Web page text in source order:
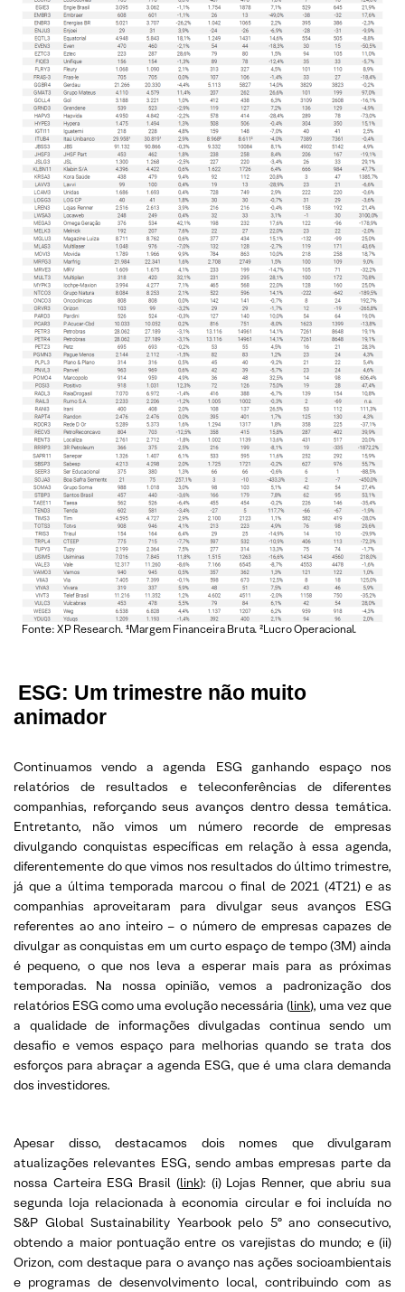
Fonte: XP Research. ¹Margem Financeira Bruta. ²Lucro Operacional.
ESG: Um trimestre não muito
animador
Continuamos vendo a agenda ESG ganhando espaço nos
relatórios de resultados e teleconferências de diferentes
companhias, reforçando seus avanços dentro dessa temática.
Entretanto, não vimos um número recorde de empresas
divulgando conquistas específicas em relação à essa agenda,
diferentemente do que vimos nos resultados do último trimestre,
já que a última temporada marcou o final de 2021 (4T21) e as
companhias aproveitaram para divulgar seus avanços ESG
referentes ao ano inteiro – o número de empresas capazes de
divulgar as conquistas em um curto espaço de tempo (3M) ainda
é pequeno, o que nos leva a esperar mais para as próximas
temporadas. Na nossa opinião, vemos a padronização dos
relatórios ESG como uma evolução necessária (link), uma vez que
a qualidade de informações divulgadas continua sendo um
desafio e vemos espaço para melhorias quando se trata dos
esforços para abraçar a agenda ESG, que é uma clara demanda
dos investidores.
Apesar disso, destacamos dois nomes que divulgaram
atualizações relevantes ESG, sendo ambas empresas parte da
nossa Carteira ESG Brasil (link): (i) Lojas Renner, que abriu sua
segunda loja relacionada à economia circular e foi incluída no
S&P Global Sustainability Yearbook pelo 5º ano consecutivo,
obtendo a maior pontuação entre os varejistas do mundo; e (ii)
Orizon, com destaque para o avanço nas ações socioambientais
e programas de desenvolvimento local, contribuindo com as